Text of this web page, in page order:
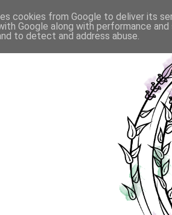
cookies from Google to deliver its
Google along with performance
to detect and address abuse.